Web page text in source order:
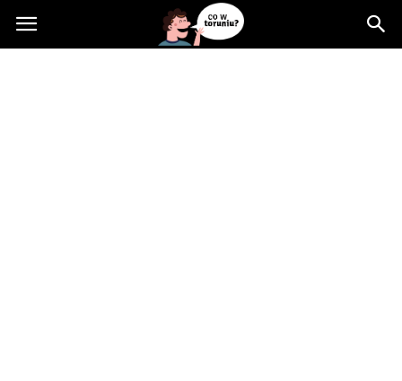
Cowtoruniu.pl